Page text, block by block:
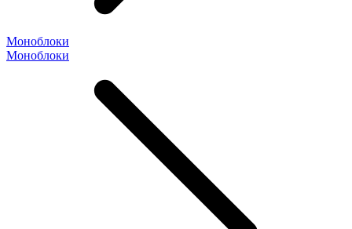
Моноблоки
Моноблоки